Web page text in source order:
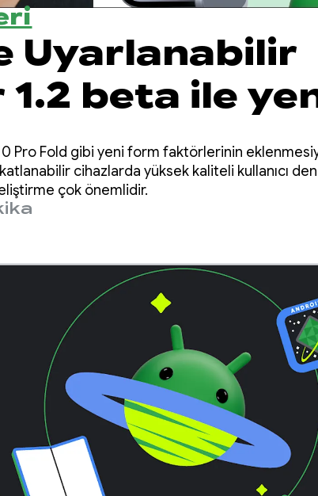
Uyarlanabilir
1.2 beta ile
keşfedin
Pro Fold gibi yeni form faktörlerinin
cihazlarda yüksek kaliteli kullanıcı
çok önemlidir.